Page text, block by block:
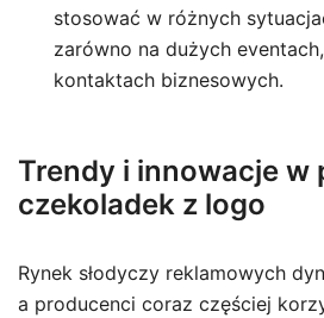
stosować w różnych
zarówno na dużych
kontaktach biznesowych.
Trendy i innowacje w
czekoladek z logo
Rynek słodyczy reklamowych
a producenci coraz częściej